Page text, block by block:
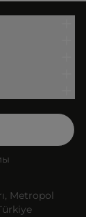
Metropol